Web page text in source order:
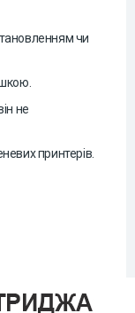
чи
не
принтерів.